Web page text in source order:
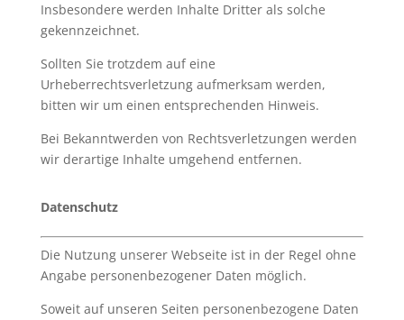
Insbesondere werden Inhalte Dritter als solche
gekennzeichnet.
Sollten Sie trotzdem auf eine
Urheberrechtsverletzung aufmerksam werden,
bitten wir um einen entsprechenden Hinweis.
Bei Bekanntwerden von Rechtsverletzungen werden
wir derartige Inhalte umgehend entfernen.
Datenschutz
Die Nutzung unserer Webseite ist in der Regel ohne
Angabe personenbezogener Daten möglich.
Soweit auf unseren Seiten personenbezogene Daten